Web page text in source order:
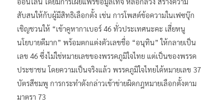
สับสนให้กับผู้มีสิทธิเลือกตั้ง เช่น การโพสต์ข้อความในเฟซบุ๊ก
เชิญชวนให้ “เข้าคูหากาเบอร์ 46 ทั่วประเทศนะคะ เสี่ยหนู
นโยบายดีมาก” พร้อมตกแต่งตัวเลขชื่อ “อนุทิน” ให้กลายเป็น
เลข 46 ซึ่งไม่ใช่หมายเลขของพรรคภูมิใจไทย แต่เป็นของพรรค
ประชาชน โดยความเป็นจริงแล้ว พรรคภูมิใจไทยได้หมายเลข 37
บัตรสีชมพู การกระทำดังกล่าวเข้าข่ายผิดกฎหมายเลือกตั้งตาม
มาตรา 73